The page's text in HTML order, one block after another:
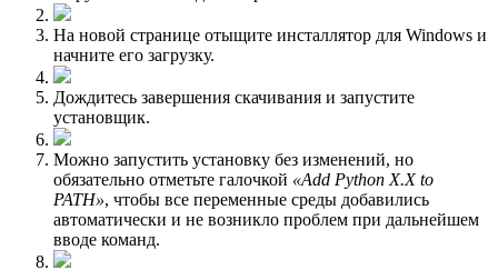
На новой странице отыщите инсталлятор для Windows и
начните его загрузку.
Дождитесь завершения скачивания и запустите
установщик.
Можно запустить установку без изменений, но
обязательно отметьте галочкой «Add Python X.X to
PATH», чтобы все переменные среды добавились
автоматически и не возникло проблем при дальнейшем
вводе команд.